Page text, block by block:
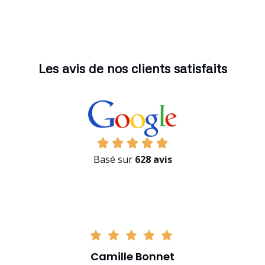
Les avis de nos clients satisfaits
Basé sur 628 avis
Camille Bonnet